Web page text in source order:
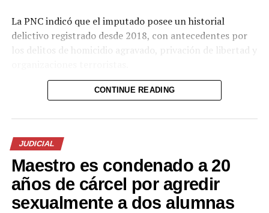
La PNC indicó que el imputado posee un historial
delictivo registrado desde 2018, con antecedentes por
los delitos de homicidio agravado, privación de libertad y
La captura fue ejecutada mediante un trabajo de
distrito de San Luis Talpa. La corporación informó que
el detenido será remitido de inmediato a un tribunal de
justicia para enfrentar el proceso correspondiente.
Comparte esto:
Facebook X
CONTINUE READING
JUDICIAL
Maestro es condenado a 20
años de cárcel por agredir
sexualmente a dos alumnas